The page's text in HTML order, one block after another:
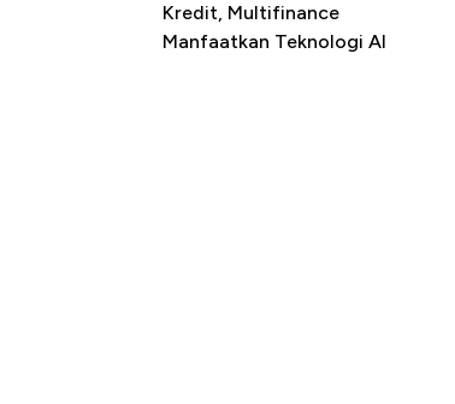
Kredit, Multifinance
Manfaatkan Teknologi AI